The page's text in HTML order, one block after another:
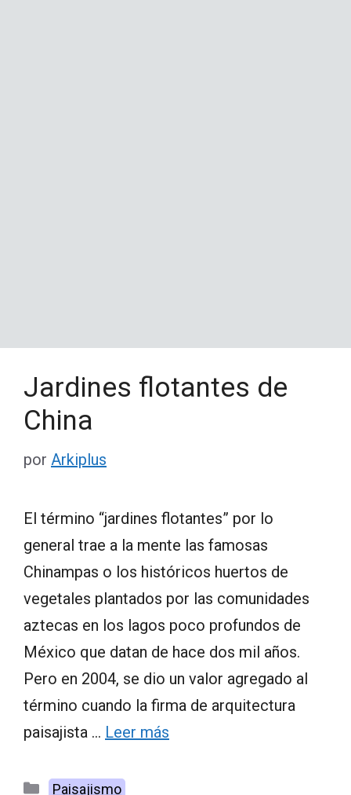
Jardines flotantes de
China
por Arkiplus
El término “jardines flotantes” por lo
general trae a la mente las famosas
Chinampas o los históricos huertos de
vegetales plantados por las comunidades
aztecas en los lagos poco profundos de
México que datan de hace dos mil años.
Pero en 2004, se dio un valor agregado al
término cuando la firma de arquitectura
paisajista … Leer más
Categorías
Paisajismo